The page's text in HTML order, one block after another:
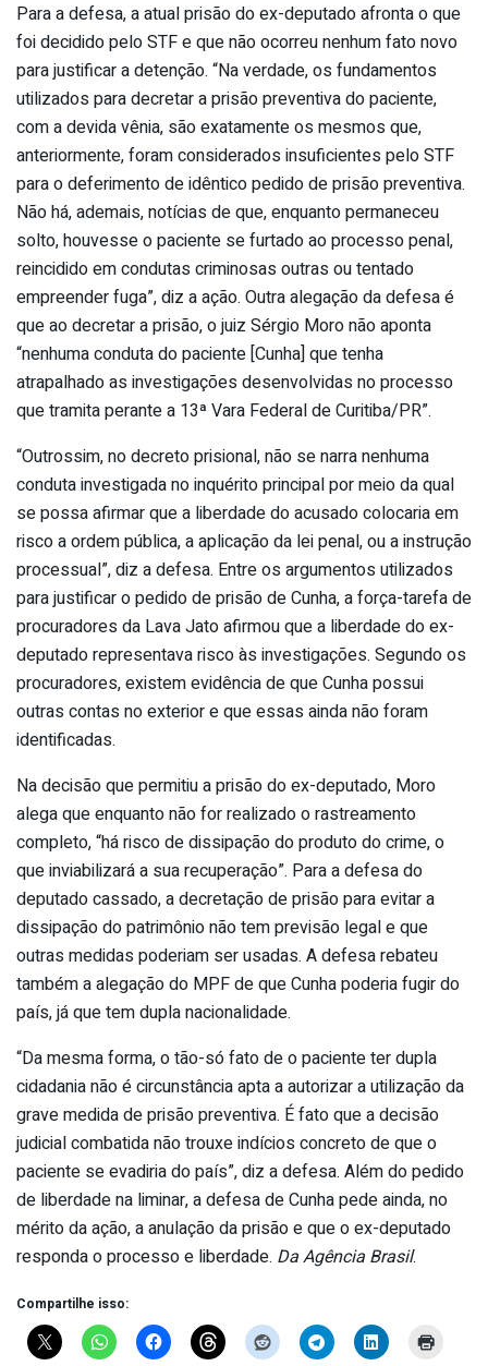
Para a defesa, a atual prisão do ex-deputado afronta o que
foi decidido pelo STF e que não ocorreu nenhum fato novo
para justificar a detenção. “Na verdade, os fundamentos
utilizados para decretar a prisão preventiva do paciente,
com a devida vênia, são exatamente os mesmos que,
anteriormente, foram considerados insuficientes pelo STF
para o deferimento de idêntico pedido de prisão preventiva.
Não há, ademais, notícias de que, enquanto permaneceu
solto, houvesse o paciente se furtado ao processo penal,
reincidido em condutas criminosas outras ou tentado
empreender fuga”, diz a ação. Outra alegação da defesa é
que ao decretar a prisão, o juiz Sérgio Moro não aponta
“nenhuma conduta do paciente [Cunha] que tenha
atrapalhado as investigações desenvolvidas no processo
que tramita perante a 13ª Vara Federal de Curitiba/PR”.
“Outrossim, no decreto prisional, não se narra nenhuma
conduta investigada no inquérito principal por meio da qual
se possa afirmar que a liberdade do acusado colocaria em
risco a ordem pública, a aplicação da lei penal, ou a instrução
processual”, diz a defesa. Entre os argumentos utilizados
para justificar o pedido de prisão de Cunha, a força-tarefa de
procuradores da Lava Jato afirmou que a liberdade do ex-
deputado representava risco às investigações. Segundo os
procuradores, existem evidência de que Cunha possui
outras contas no exterior e que essas ainda não foram
identificadas.
Na decisão que permitiu a prisão do ex-deputado, Moro
alega que enquanto não for realizado o rastreamento
completo, “há risco de dissipação do produto do crime, o
que inviabilizará a sua recuperação”. Para a defesa do
deputado cassado, a decretação de prisão para evitar a
dissipação do patrimônio não tem previsão legal e que
outras medidas poderiam ser usadas. A defesa rebateu
também a alegação do MPF de que Cunha poderia fugir do
país, já que tem dupla nacionalidade.
“Da mesma forma, o tão-só fato de o paciente ter dupla
cidadania não é circunstância apta a autorizar a utilização da
grave medida de prisão preventiva. É fato que a decisão
judicial combatida não trouxe indícios concreto de que o
paciente se evadiria do país”, diz a defesa. Além do pedido
de liberdade na liminar, a defesa de Cunha pede ainda, no
mérito da ação, a anulação da prisão e que o ex-deputado
responda o processo e liberdade. Da Agência Brasil.
Compartilhe isso: